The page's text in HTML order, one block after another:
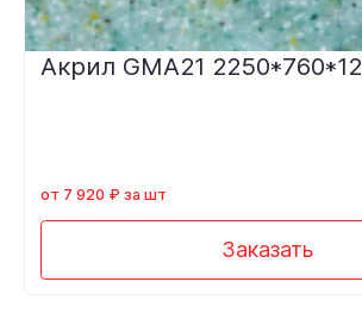
Акрил GMA21 2250*760*12
от 7 920 ₽ за шт
Заказать